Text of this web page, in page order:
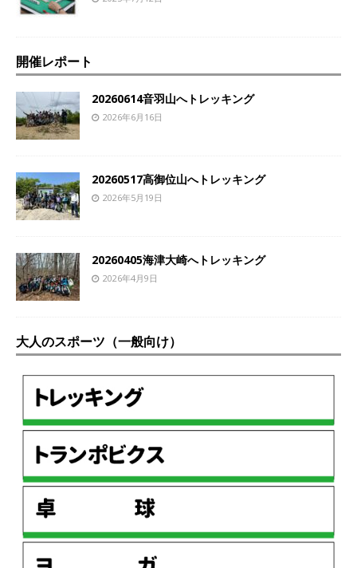
開催レポート
20260614音羽山へトレッキング
2026年6月16日
20260517高御位山へトレッキング
2026年5月19日
20260405海津大崎へトレッキング
2026年4月9日
大人のスポーツ（一般向け）